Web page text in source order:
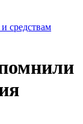
средствам